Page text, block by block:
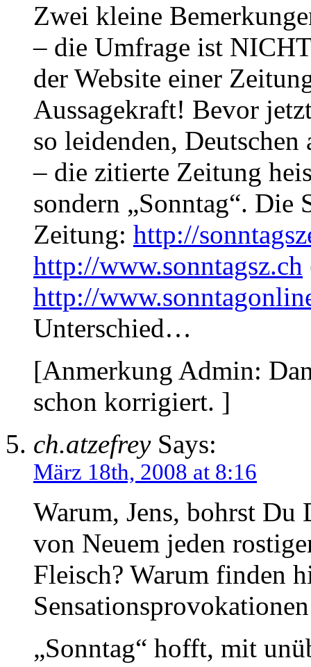
Zwei kleine
– die Umfrage ist
der Website einer
Aussagekraft! Bevor
so leidenden,
– die zitierte Zeitung
sondern „Sonntag“. Die
Zeitung: http://
http://www.sonntagsz.ch
http://
Unterschied…
[Anmerkung Admin:
schon korrigiert. ]
ch.atzefreySays:
März 18th, 2008 at 8:16
Warum, Jens, bohrst Du
von Neuem jeden
Fleisch? Warum finden
„Sonntag“ hofft, mit